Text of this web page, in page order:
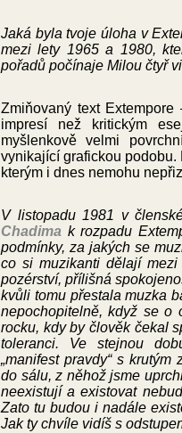
Jaká byla tvoje úloha v
mezi lety 1965 a 1980,
pořadů počínaje Milou čtyř
Zmiňovaný text
impresí než kritickým
myšlenkově velmi
vynikající grafickou
kterým i dnes nemohu
V listopadu 1981 v
Chadima k rozpadu
podmínky, za jakých se
co si muzikanti dělají mezi
pozérství, přílišná
kvůli tomu přestala muzka
nepochopitelně, když se o
rocku, kdy by člověk čekal
toleranci. Ve stejnou
„manifest pravdy“ s
do sálu, z něhož jsme
neexistují a existovat
Zato tu budou i nadále
Jak ty chvíle vidíš s